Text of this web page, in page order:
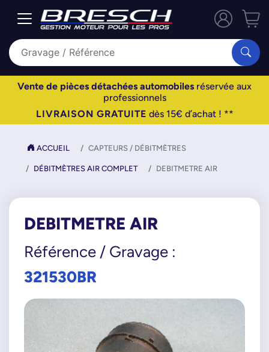
Vente de pièces détachées automobiles réservée aux
professionnels
LIVRAISON GRATUITE dès 15€ d’achat ! **
ACCUEIL CAPTEURS / DÉBITMÈTRES
DÉBITMÈTRES AIR COMPLET DEBITMETRE AIR
DEBITMETRE AIR
Référence / Gravage :
321530BR